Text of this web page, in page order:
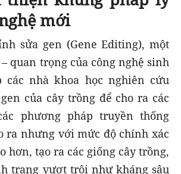
mới
sửa gen (Gene Editing), một
quan trọng của công nghệ sinh
các nhà khoa học nghiên cứu
của cây trồng để cho ra các
phương pháp truyền thống
ra nhưng với mức độ chính xác
hơn, tạo ra các giống cây trồng,
trạng vượt trội như kháng sâu